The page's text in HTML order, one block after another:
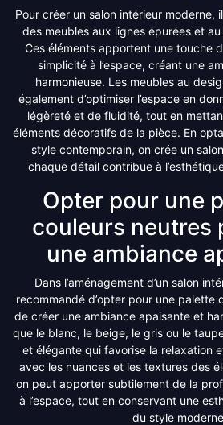
Pour créer un salon intérieur moderne,
des meubles aux lignes épurées et
Ces éléments apportent une touche
simplicité à l’espace, créant une
harmonieuse. Les meubles au
également d’optimiser l’espace en
légèreté et de fluidité, tout en
éléments décoratifs de la pièce. En
style contemporain, on crée un
chaque détail contribue à
Opter pour une
couleurs neutres
une ambiance
Dans l’aménagement d’un salon
recommandé d’opter pour une palette
de créer une ambiance apaisante et
que le blanc, le beige, le gris ou le
et élégante qui favorise la relaxation
avec les nuances et les textures des
on peut apporter subtilement de la
à l’espace, tout en conservant une
du style